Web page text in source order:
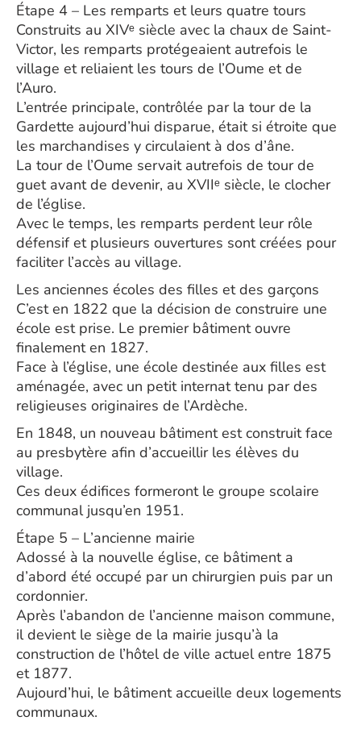
Étape 4 – Les remparts et leurs quatre tours
Construits au XIVᵉ siècle avec la chaux de Saint-
Victor, les remparts protégeaient autrefois le
village et reliaient les tours de l’Oume et de
l’Auro.
L’entrée principale, contrôlée par la tour de la
Gardette aujourd’hui disparue, était si étroite que
les marchandises y circulaient à dos d’âne.
La tour de l’Oume servait autrefois de tour de
guet avant de devenir, au XVIIᵉ siècle, le clocher
de l’église.
Avec le temps, les remparts perdent leur rôle
défensif et plusieurs ouvertures sont créées pour
faciliter l’accès au village.
Les anciennes écoles des filles et des garçons
C’est en 1822 que la décision de construire une
école est prise. Le premier bâtiment ouvre
finalement en 1827.
Face à l’église, une école destinée aux filles est
aménagée, avec un petit internat tenu par des
religieuses originaires de l’Ardèche.
En 1848, un nouveau bâtiment est construit face
au presbytère afin d’accueillir les élèves du
village.
Ces deux édifices formeront le groupe scolaire
communal jusqu’en 1951.
Étape 5 – L’ancienne mairie
Adossé à la nouvelle église, ce bâtiment a
d’abord été occupé par un chirurgien puis par un
cordonnier.
Après l’abandon de l’ancienne maison commune,
il devient le siège de la mairie jusqu’à la
construction de l’hôtel de ville actuel entre 1875
et 1877.
Aujourd’hui, le bâtiment accueille deux logements
communaux.